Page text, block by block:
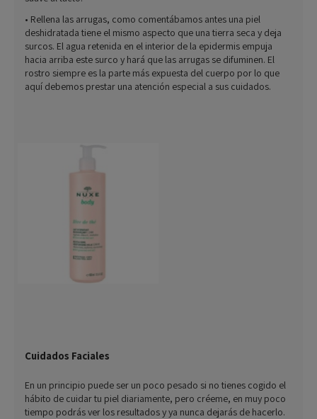
• Rellena las arrugas, como comentábamos antes una piel
deshidratada tiene el mismo aspecto que una tierra seca y deja
surcos. El agua retenida en el interior de la epidermis empuja
hacia arriba este surco y hará que las arrugas se difuminen. El
rostro siempre es la parte más expuesta del cuerpo por lo que
aquí debemos prestar una atención especial a sus cuidados.
Cuidados Faciales
En un principio puede ser un poco pesado si no tienes cogido el
hábito de cuidar tu piel diariamente, pero créeme, en muy poco
tiempo podrás ver los resultados y ya nunca dejarás de hacerlo.